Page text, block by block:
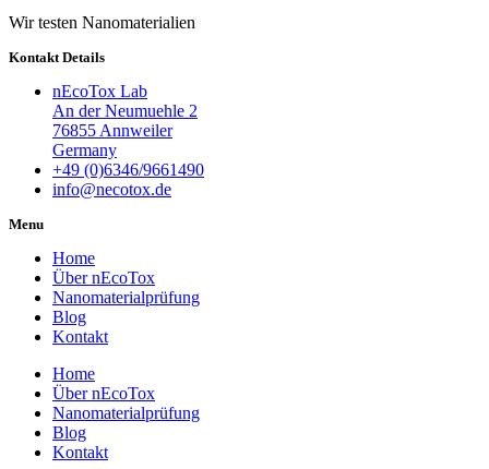
Wir testen Nanomaterialien
Kontakt Details
nEcoTox Lab
An der Neumuehle 2
76855 Annweiler
Germany
+49 (0)6346/9661490
info@necotox.de
Menu
Home
Über nEcoTox
Nanomaterialprüfung
Blog
Kontakt
Home
Über nEcoTox
Nanomaterialprüfung
Blog
Kontakt